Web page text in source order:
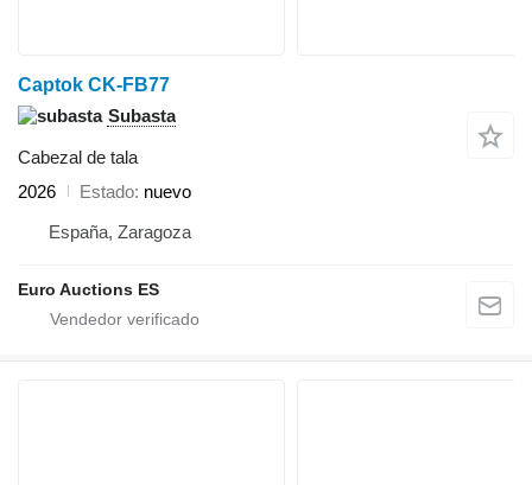
Captok CK-FB77
Subasta
Cabezal de tala
2026
Estado nuevo
España, Zaragoza
Euro Auctions ES